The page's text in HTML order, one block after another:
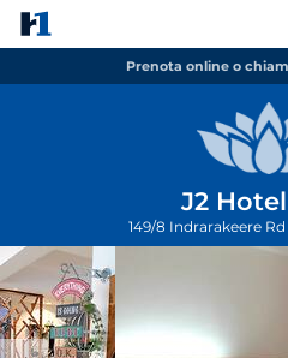
Prenota online o
J2 Hotel
149/8 Indrarakeere Rd